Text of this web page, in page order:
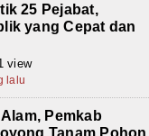
25 Pejabat,
yang Cepat dan
view
lalu
Pemkab
Tanam Pohon